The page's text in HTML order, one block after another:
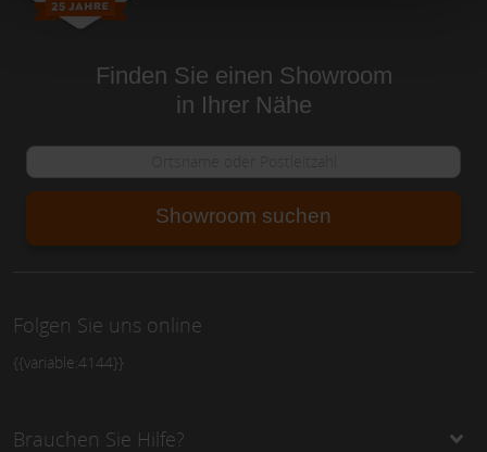
Finden Sie einen Showroom
in Ihrer Nähe
Showroom suchen
Folgen Sie uns online
{{variable:4144}}
Brauchen Sie Hilfe?